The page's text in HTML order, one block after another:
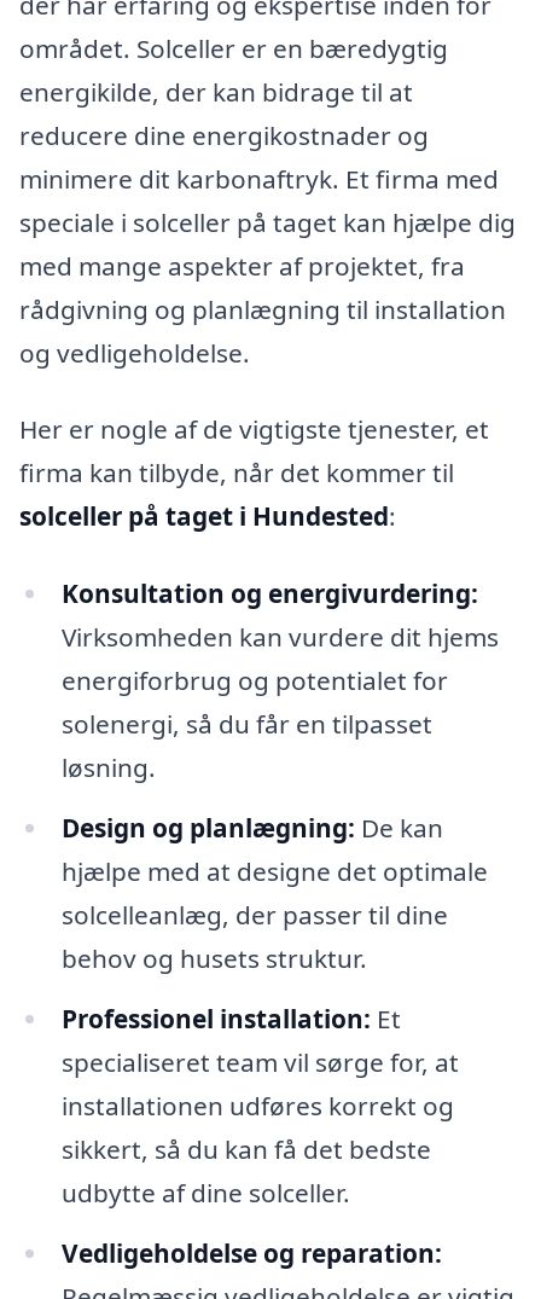
området. Solceller er en bæredygtig
energikilde, der kan bidrage til at
reducere dine energikostnader og
minimere dit karbonaftryk. Et firma med
speciale i solceller på taget kan hjælpe dig
med mange aspekter af projektet, fra
rådgivning og planlægning til installation
og vedligeholdelse.
Her er nogle af de vigtigste tjenester, et
firma kan tilbyde, når det kommer til
solceller på taget i Hundested:
Konsultation og energivurdering:
Virksomheden kan vurdere dit hjems
energiforbrug og potentialet for
solenergi, så du får en tilpasset
løsning.
Design og planlægning: De kan
hjælpe med at designe det optimale
solcelleanlæg, der passer til dine
behov og husets struktur.
Professionel installation: Et
specialiseret team vil sørge for, at
installationen udføres korrekt og
sikkert, så du kan få det bedste
udbytte af dine solceller.
Vedligeholdelse og reparation: